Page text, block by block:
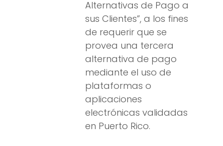
Alternativas de Pago a
sus Clientes”, a los fines
de requerir que se
provea una tercera
alternativa de pago
mediante el uso de
plataformas o
aplicaciones
electrónicas validadas
en Puerto Rico.